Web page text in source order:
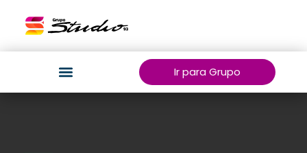
Ir para Grupo